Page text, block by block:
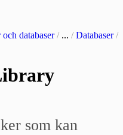
och databaser / ... /Databaser /
som kan